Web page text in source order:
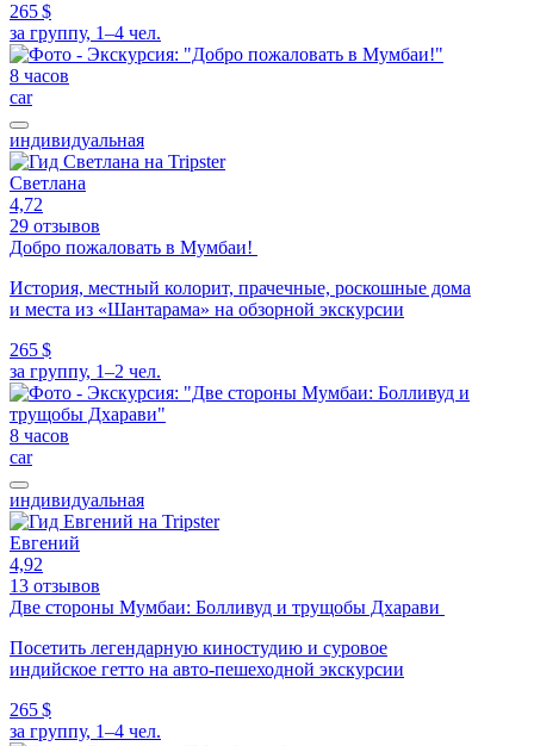
265 $
за группу, 1–4 чел.
8 часов
car
индивидуальная
Светлана
4,72
29 отзывов
Добро пожаловать в Мумбаи!
История, местный колорит, прачечные, роскошные дома
и места из «Шантарама» на обзорной экскурсии
265 $
за группу, 1–2 чел.
8 часов
car
индивидуальная
Евгений
4,92
13 отзывов
Две стороны Мумбаи: Болливуд и трущобы Дхарави
Посетить легендарную киностудию и суровое
индийское гетто на авто-пешеходной экскурсии
265 $
за группу, 1–4 чел.